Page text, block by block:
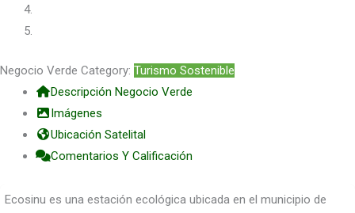
Negocio Verde Category: Turismo Sostenible
Descripción Negocio Verde
Imágenes
Ubicación Satelital
Comentarios Y Calificación
Ecosinu es una estación ecológica ubicada en el municipio de